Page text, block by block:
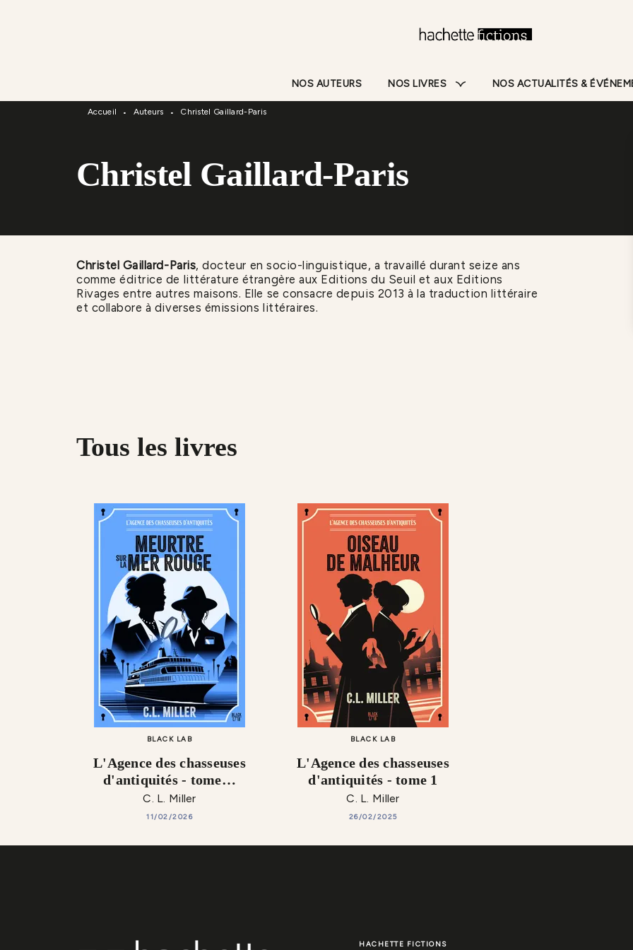
NOS AUTEURS NOS LIVRES NOS ACTUALITÉS &
Accueil • Auteurs • Christel Gaillard-Paris
Christel Gaillard-Paris
Christel Gaillard-Paris, docteur en socio-linguistique, a travaillé durant seize ans
comme éditrice de littérature étrangère aux Editions du Seuil et aux Editions
Rivages entre autres maisons. Elle se consacre depuis 2013 à la traduction littéraire
et collabore à diverses émissions littéraires.
Tous les livres
BLACK LAB
L'Agence des chasseuses
d'antiquités - tome…
C. L. Miller
11/02/2026
BLACK LAB
L'Agence des chasseuses
d'antiquités - tome 1
C. L. Miller
26/02/2025
HACHETTE FICTIONS